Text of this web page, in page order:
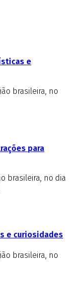
e
brasileira, no
para
brasileira, no dia
e curiosidades
brasileira, no